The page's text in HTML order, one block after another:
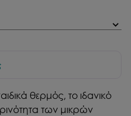
θερμός, το ιδανικό
των μικρών